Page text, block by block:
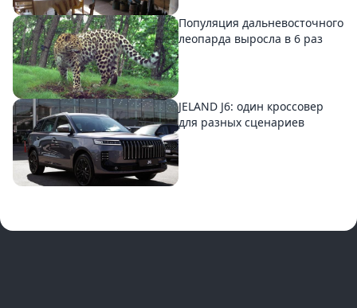
Популяция дальневосточного
леопарда выросла в 6 раз
JELAND J6: один кроссовер
для разных сценариев